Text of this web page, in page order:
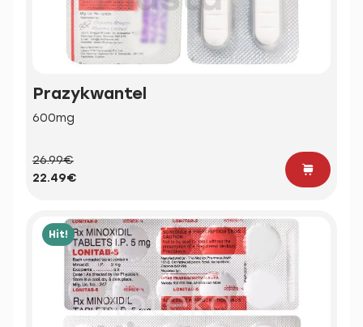
Prazykwantel
600mg
26.99€
22.49€
Hit!